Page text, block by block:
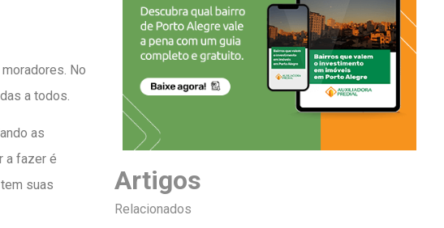
No
a todos.
as
a fazer é
suas
Artigos
Relacionados